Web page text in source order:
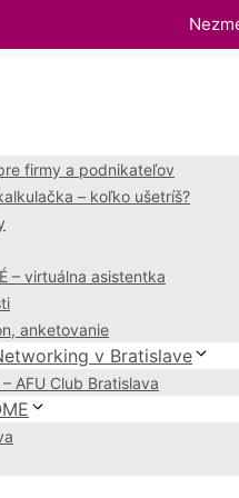
firmy a podnikateľov
– koľko ušetríš?
– virtuálna asistentka
anketovanie
v Bratislave
AFU Club Bratislava